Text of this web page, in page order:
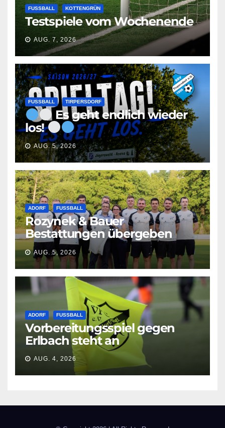
FUSSBALL KOTTENGRÜN
Testspiele vom Wochenende
AUG. 7, 2026
FUSSBALL TIRPERSDORF
Es geht endlich wieder
los!
AUG. 5, 2026
ADORF FUSSBALL
Rozynek & Bauer
Bestattungen übergeben
neue Shirts
AUG. 5, 2026
ADORF FUSSBALL
Vorbereitungsspiel gegen
Erlbach steht an
AUG. 4, 2026